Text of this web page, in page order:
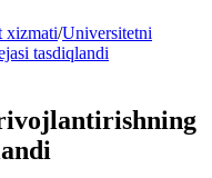
xizmati/Universitetni
tasdiqlandi